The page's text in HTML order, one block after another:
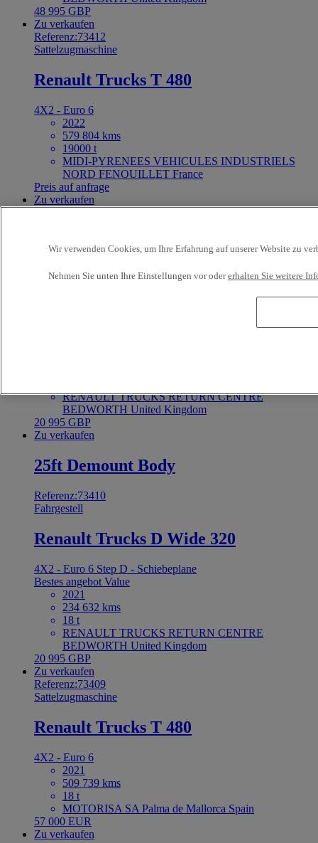
48 995 GBP
Zu verkaufen
Referenz:73412
Sattelzugmaschine
Renault Trucks T 480
4X2 - Euro 6
2022
579 804 kms
19000 t
MIDI-PYRENEES VEHICULES INDUSTRIELS
NORD FENOUILLET France
Preis auf anfrage
Zu verkaufen
Fahrgestell
RENAULT TRUCKS RETURN CENTRE
BEDWORTH United Kingdom
20 995 GBP
Zu verkaufen
25ft Demount Body
Referenz:73410
Fahrgestell
Renault Trucks D Wide 320
4X2 - Euro 6 Step D - Schiebeplane
Bestes angebot Value
2021
234 632 kms
18 t
RENAULT TRUCKS RETURN CENTRE
BEDWORTH United Kingdom
20 995 GBP
Zu verkaufen
Referenz:73409
Sattelzugmaschine
Renault Trucks T 480
4X2 - Euro 6
2021
509 739 kms
18 t
MOTORISA SA Palma de Mallorca Spain
57 000 EUR
Zu verkaufen
Wir verwenden Cookies, um Ihre Erfahrung auf unserer Website zu
Nehmen Sie unten Ihre Einstellungen vor odererhalten Sie weitere